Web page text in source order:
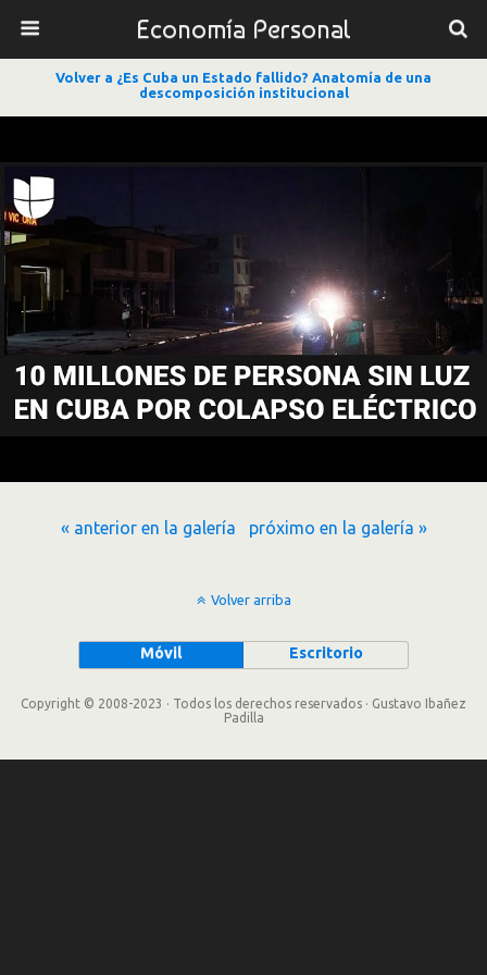
Economía Personal
Volver a ¿Es Cuba un Estado fallido? Anatomía de una
descomposición institucional
« anterior en la galería próximo en la galería »
Volver arriba
Móvil Escritorio
Copyright © 2008-2023 · Todos los derechos reservados · Gustavo Ibañez
Padilla